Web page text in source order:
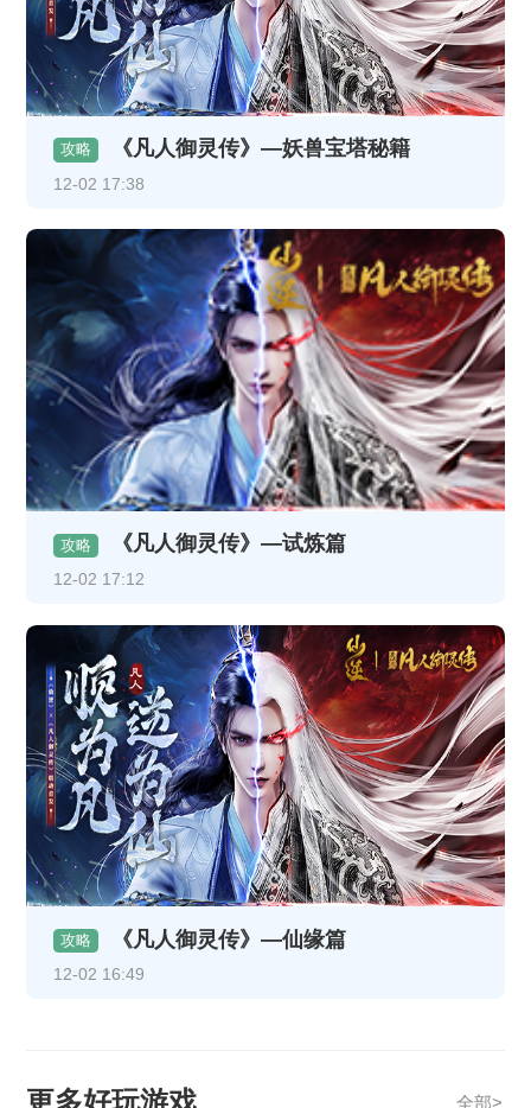
攻略 《凡人御灵传》—妖兽宝塔秘籍
12-02 17:38
攻略 《凡人御灵传》—试炼篇
12-02 17:12
攻略 《凡人御灵传》—仙缘篇
12-02 16:49
全部>